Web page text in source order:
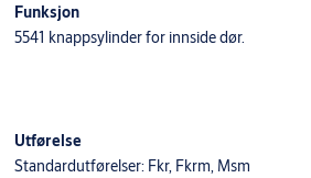
Funksjon
5541 knappsylinder for innside dør.
Utførelse
Standardutførelser: Fkr, Fkrm, Msm